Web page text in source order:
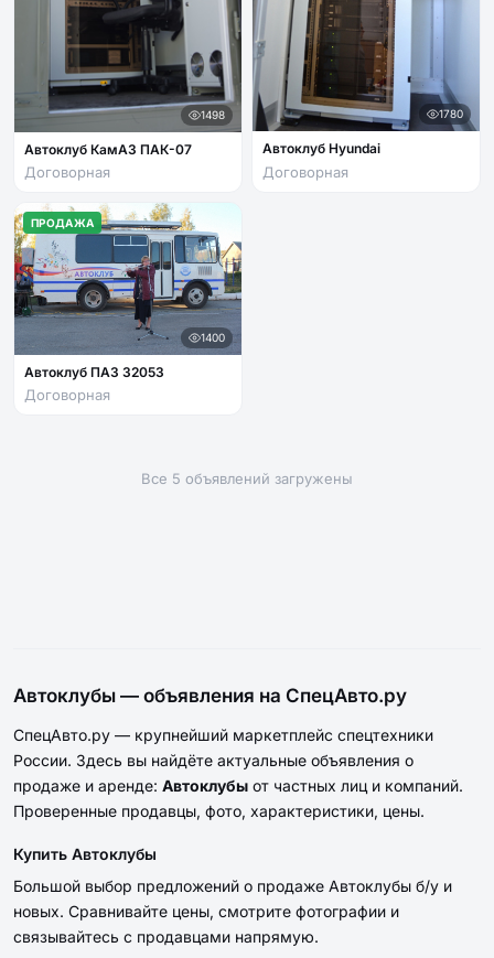
1498
Автоклуб КамАЗ ПАК-07
Договорная
1780
Автоклуб Hyundai
Договорная
ПРОДАЖА
1400
Автоклуб ПАЗ 32053
Договорная
Все 5 объявлений загружены
Автоклубы — объявления на СпецАвто.ру
СпецАвто.ру — крупнейший маркетплейс спецтехники
России. Здесь вы найдёте актуальные объявления о
продаже и аренде: Автоклубы от частных лиц и компаний.
Проверенные продавцы, фото, характеристики, цены.
Купить Автоклубы
Большой выбор предложений о продаже Автоклубы б/у и
новых. Сравнивайте цены, смотрите фотографии и
связывайтесь с продавцами напрямую.